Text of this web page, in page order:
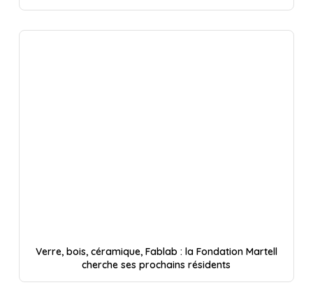
Verre, bois, céramique, Fablab : la Fondation Martell
cherche ses prochains résidents